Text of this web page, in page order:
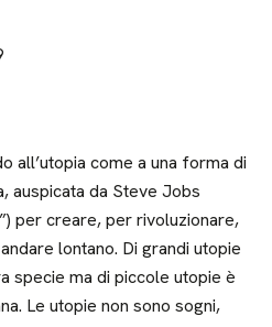
all’utopia come a una forma di
auspicata da Steve Jobs
per creare, per rivoluzionare,
lontano. Di grandi utopie
specie ma di piccole utopie è
Le utopie non sono sogni,